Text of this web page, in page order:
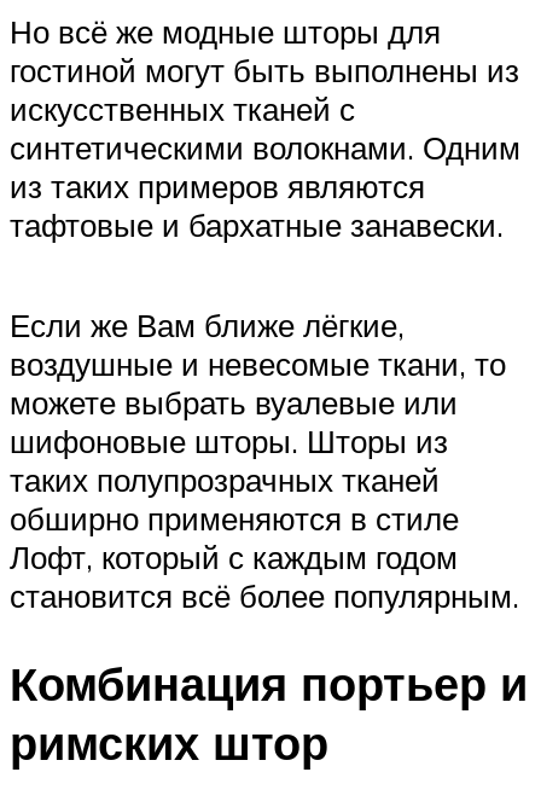
Но всё же модные шторы для
гостиной могут быть выполнены из
искусственных тканей с
синтетическими волокнами. Одним
из таких примеров являются
тафтовые и бархатные занавески.
Если же Вам ближе лёгкие,
воздушные и невесомые ткани, то
можете выбрать вуалевые или
шифоновые шторы. Шторы из
таких полупрозрачных тканей
обширно применяются в стиле
Лофт, который с каждым годом
становится всё более популярным.
Комбинация портьер и
римских штор